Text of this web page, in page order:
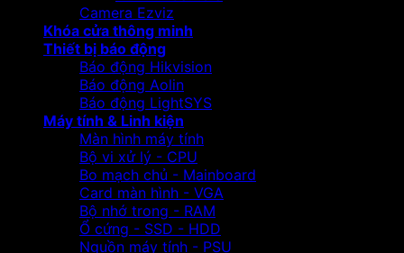
Camera Ezviz
Khóa cửa thông minh
Thiết bị báo động
Báo động Hikvision
Báo động Aolin
Báo động LightSYS
Máy tính & Linh kiện
Màn hình máy tính
Bộ vi xử lý - CPU
Bo mạch chủ - Mainboard
Card màn hình - VGA
Bộ nhớ trong - RAM
Ổ cứng - SSD - HDD
Nguồn máy tính - PSU